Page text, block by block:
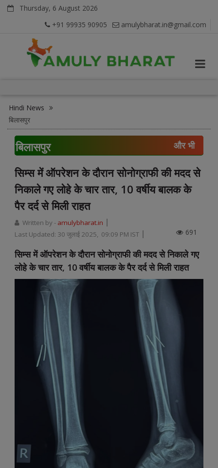
Thursday, 6 August 2026
+91 99935 90905
amulybharat.in@gmail.com
Hindi News
बिलासपुर
बिलासपुर और भी
सिम्स में ऑपरेशन के दौरान सोनोग्राफी की मदद से
निकाले गए लोहे के चार तार, 10 वर्षीय बालक के
पैर दर्द से मिली राहत
Written by - amulybharat.in
Last Updated: 30 जुलाई 2025, 09:09 PM IST 691
सिम्स में ऑपरेशन के दौरान सोनोग्राफी की मदद से निकाले गए
लोहे के चार तार, 10 वर्षीय बालक के पैर दर्द से मिली राहत